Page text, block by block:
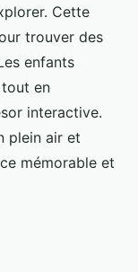
Cette
trouver des
enfants
en
interactive.
plein air et
mémorable et